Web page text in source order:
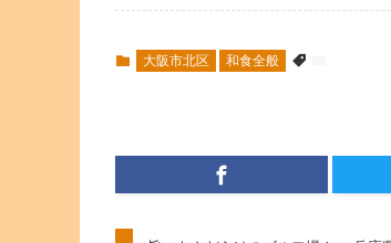
大阪市北区 和食全般